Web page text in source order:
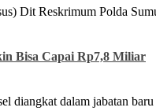
Dit Reskrimum Polda
Bisa Capai Rp7,8 Miliar
diangkat dalam jabatan